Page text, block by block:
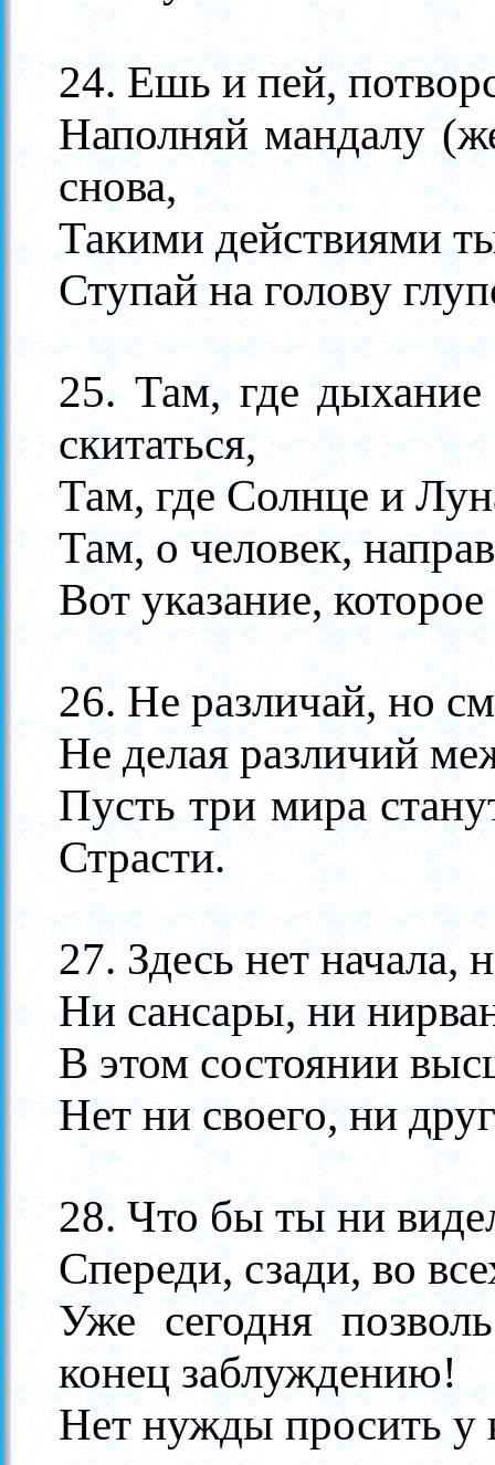
24. Ешь и пей,
Наполняй мандалу
снова,
Такими действиями
Ступай на голову
25. Там, где
скитаться,
Там, где Солнце и
Там, о человек,
Вот указание,
26. Не различай, но
Не делая различий
Пусть три мира
Страсти.
27. Здесь нет начала,
Ни сансары, ни
В этом состоянии
Нет ни своего, ни
28. Что бы ты ни
Спереди, сзади, во
Уже сегодня
конец заблуждению!
Нет нужды просить у